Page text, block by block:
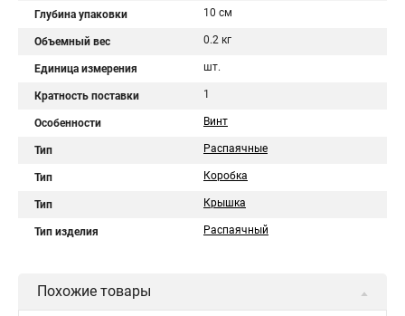
Глубина упаковки 10 см
Объемный вес 0.2 кг
Единица измерения шт.
Кратность поставки 1
Особенности Винт
Тип Распаячные
Тип Коробка
Тип Крышка
Тип изделия Распаячный
Похожие товары